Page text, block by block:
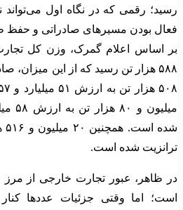
رسید؛ رقمی که در نگاه اول می‌تواند
فعال بودن مسیرهای صادراتی و
ترانزیت شده است.
است؛ اما وقتی جزئیات عددها